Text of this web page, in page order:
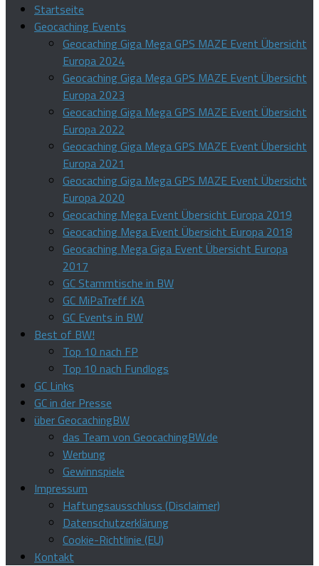
Startseite
Geocaching Events
Geocaching Giga Mega GPS MAZE Event Übersicht
Europa 2024
Geocaching Giga Mega GPS MAZE Event Übersicht
Europa 2023
Geocaching Giga Mega GPS MAZE Event Übersicht
Europa 2022
Geocaching Giga Mega GPS MAZE Event Übersicht
Europa 2021
Geocaching Giga Mega GPS MAZE Event Übersicht
Europa 2020
Geocaching Mega Event Übersicht Europa 2019
Geocaching Mega Event Übersicht Europa 2018
Geocaching Mega Giga Event Übersicht Europa
2017
GC Stammtische in BW
GC MiPaTreff KA
GC Events in BW
Best of BW!
Top 10 nach FP
Top 10 nach Fundlogs
GC Links
GC in der Presse
über GeocachingBW
das Team von GeocachingBW.de
Werbung
Gewinnspiele
Impressum
Haftungsausschluss (Disclaimer)
Datenschutzerklärung
Cookie-Richtlinie (EU)
Kontakt